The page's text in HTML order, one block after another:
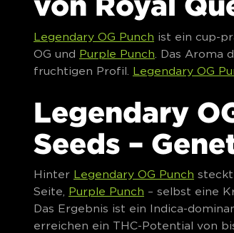
Legendary OG Punch ist ein cup-
OG und Purple Punch . Das
fruchtigen Profil. Legendary OG
Legendary
Seeds –
Hinter Legendary OG Punch
Seite, Purple Punch – selbst eine
Das Ergebnis ist ein Indica-
erreichen ein THC-Potential von